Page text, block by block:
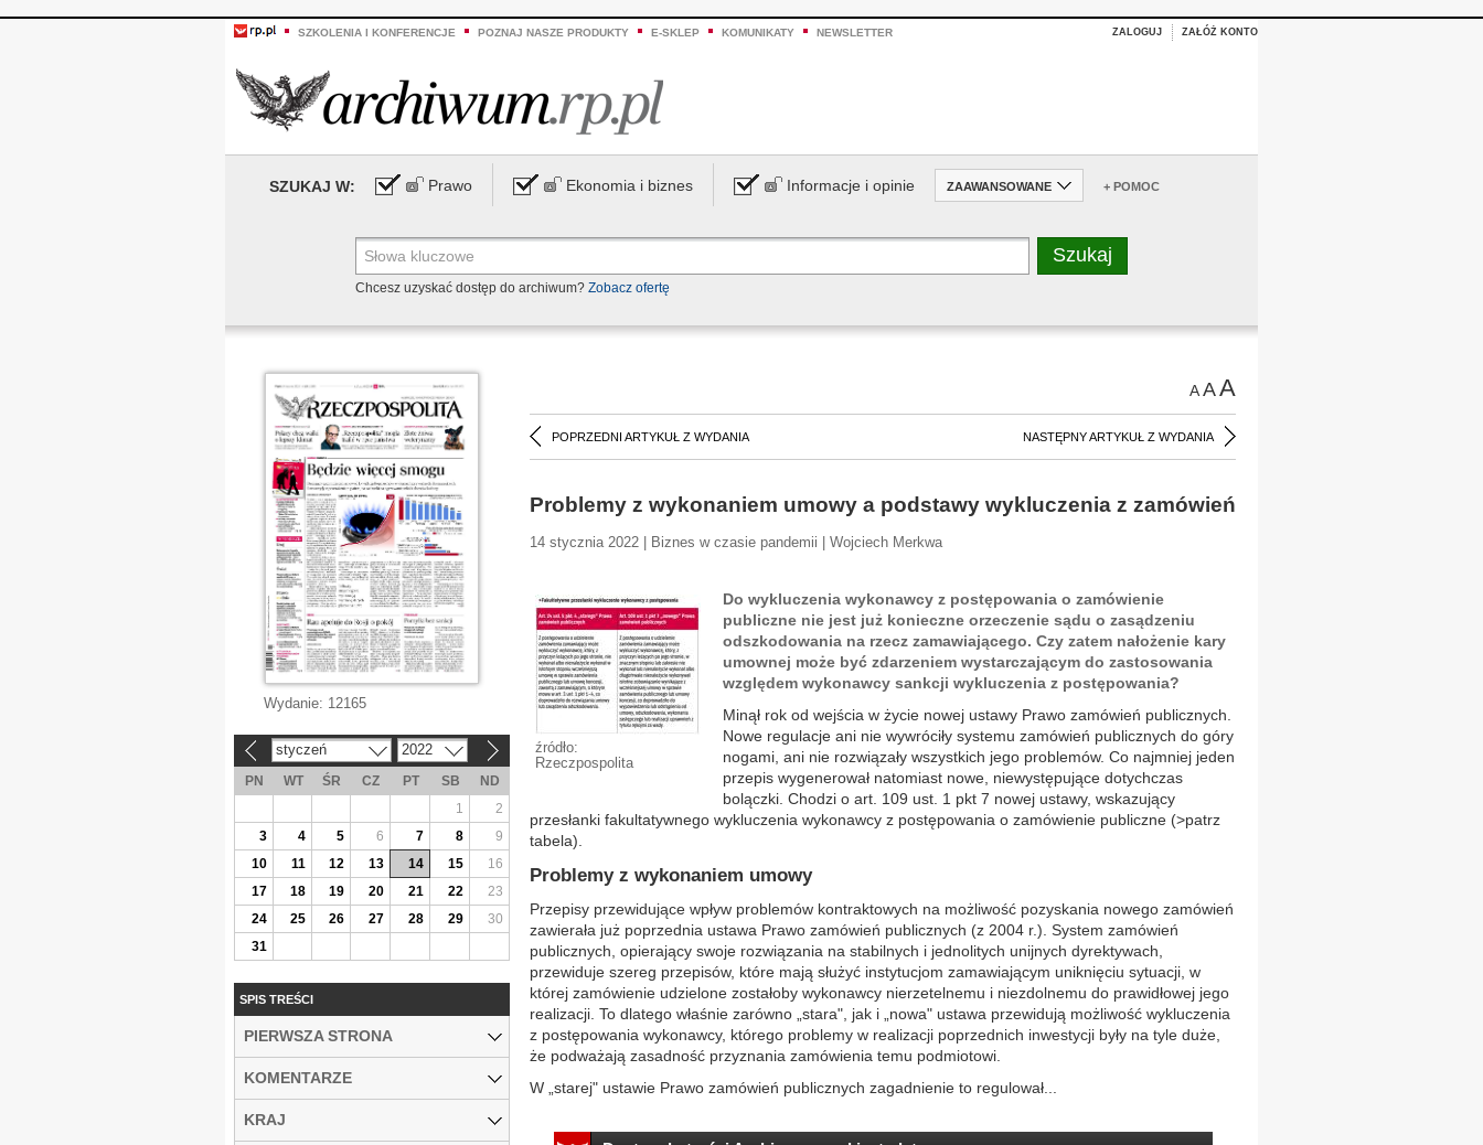
SZKOLENIA I KONFERENCJE POZNAJ NASZE PRODUKTY E-SKLEP KOMUNIKATY NEWSLETTER ZALOGUJ ZAŁÓŻ KONTO
SZUKAJ W: Prawo Ekonomia i biznes Informacje i opinie ZAAWANSOWANE + POMOC
Chcesz uzyskać dostęp do archiwum? Zobacz ofertę
AAA
POPRZEDNI ARTYKUŁ Z WYDANIA NASTĘPNY ARTYKUŁ Z WYDANIA
Problemy z wykonaniem umowy a podstawy wykluczenia z zamówień
14 stycznia 2022 | Biznes w czasie pandemii | Wojciech Merkwa
źródło:
Rzeczpospolita
Do wykluczenia wykonawcy z postępowania o zamówienie
publiczne nie jest już konieczne orzeczenie sądu o zasądzeniu
odszkodowania na rzecz zamawiającego. Czy zatem nałożenie kary
umownej może być zdarzeniem wystarczającym do zastosowania
względem wykonawcy sankcji wykluczenia z postępowania?
Minął rok od wejścia w życie nowej ustawy Prawo zamówień publicznych.
Nowe regulacje ani nie wywróciły systemu zamówień publicznych do góry
nogami, ani nie rozwiązały wszystkich jego problemów. Co najmniej jeden
przepis wygenerował natomiast nowe, niewystępujące dotychczas
bolączki. Chodzi o art. 109 ust. 1 pkt 7 nowej ustawy, wskazujący
przesłanki fakultatywnego wykluczenia wykonawcy z postępowania o zamówienie publiczne (>patrz
tabela).
Problemy z wykonaniem umowy
Przepisy przewidujące wpływ problemów kontraktowych na możliwość pozyskania nowego zamówień
zawierała już poprzednia ustawa Prawo zamówień publicznych (z 2004 r.). System zamówień
publicznych, opierający swoje rozwiązania na stabilnych i jednolitych unijnych dyrektywach,
przewiduje szereg przepisów, które mają służyć instytucjom zamawiającym uniknięciu sytuacji, w
której zamówienie udzielone zostałoby wykonawcy nierzetelnemu i niezdolnemu do prawidłowej jego
realizacji. To dlatego właśnie zarówno „stara", jak i „nowa" ustawa przewidują możliwość wykluczenia
z postępowania wykonawcy, którego problemy w realizacji poprzednich inwestycji były na tyle duże,
że podważają zasadność przyznania zamówienia temu podmiotowi.
W „starej" ustawie Prawo zamówień publicznych zagadnienie to regulował...
Wydanie: 12165
styczeń 2022
PN WT ŚR CZ PT SB
ND
1
2
3
4 5 6 7 8
9
10
11 12 13 14 15
16
17
18 19 20 21 22
23
24
25 26 27 28 29
30
31
SPIS TREŚCI
PIERWSZA STRONA
KOMENTARZE
KRAJ